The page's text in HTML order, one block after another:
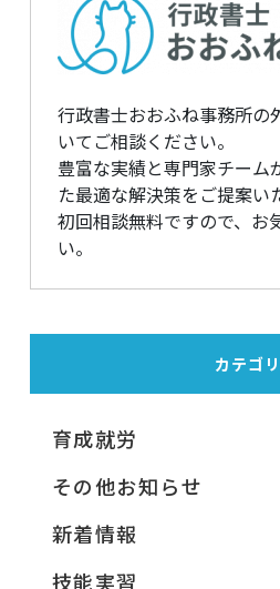
行政書士おおふね事務所の
いてご相談ください。
豊富な実績と専門家チーム
た最適な解決策をご提案い
初回相談無料ですので、お
い。
カテゴリ
育成就労
その他お知らせ
新着情報
技能実習